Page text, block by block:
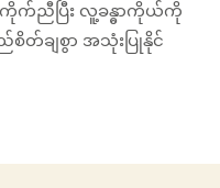
ကိုက်ညီပြီး လူ့ခန္ဓာကိုယ်ကို
စိတ်ချစွာ အသုံးပြုနိုင်